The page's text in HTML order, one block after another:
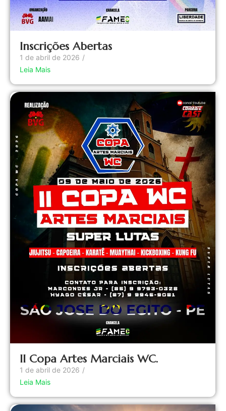
Inscrições Abertas
1 de abril de 2026 /
Leia Mais
II Copa Artes Marciais WC.
1 de abril de 2026 /
Leia Mais